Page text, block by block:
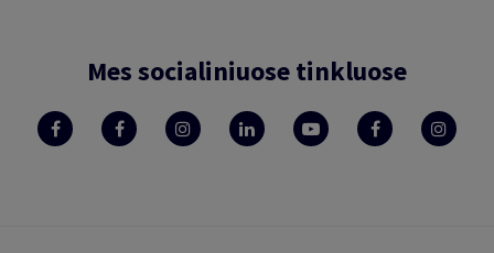
Mes socialiniuose tinkluose